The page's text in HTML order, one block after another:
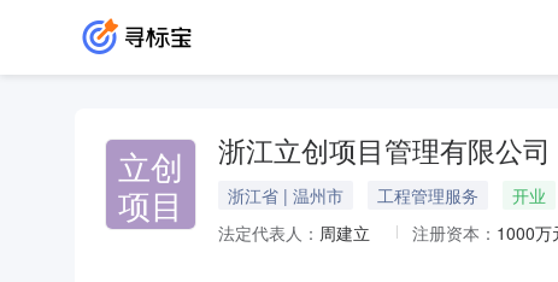
立创
项目
浙江立创项目管理有限公司
浙江省 | 温州市 工程管理服务
开业
法定代表人： 周建立 注册资本： 1000万